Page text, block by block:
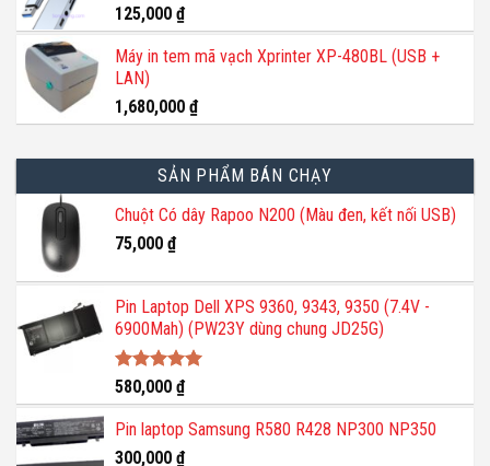
125,000 ₫
Máy in tem mã vạch Xprinter XP-480BL (USB +
LAN)
1,680,000 ₫
SẢN PHẨM BÁN CHẠY
Chuột Có dây Rapoo N200 (Màu đen, kết nối USB)
75,000 ₫
Pin Laptop Dell XPS 9360, 9343, 9350 (7.4V -
6900Mah) (PW23Y dùng chung JD25G)
Được xếp
hạng5.00
5 sao
580,000 ₫
Pin laptop Samsung R580 R428 NP300 NP350
300,000 ₫